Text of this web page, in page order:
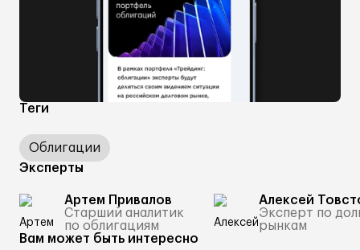
Теги
Облигации
Эксперты
Артем Привалов
Старший аналитик
по облигациям
Алексей
Эксперт по
рынкам
Вам может быть интересно